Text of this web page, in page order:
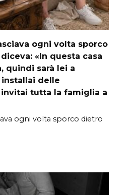
ogni volta sporco
«In questa casa
quindi sarà lei a
installai delle
tutta la famiglia a
ogni volta sporco dietro